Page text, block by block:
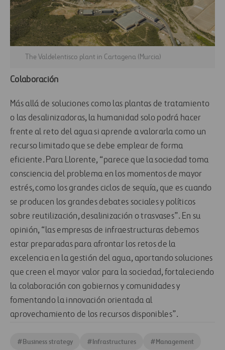
The Valdelentisco plant in Cartagena (Murcia)
Colaboración
Más allá de soluciones como las plantas de tratamiento
o las desalinizadoras, la humanidad solo podrá hacer
frente al reto del agua si aprende a valorarla como un
recurso limitado que se debe emplear de forma
eficiente. Para Llorente, “parece que la sociedad toma
consciencia del problema en los momentos de mayor
estrés, como los grandes ciclos de sequía, que es cuando
se producen los grandes debates sociales y políticos
sobre reutilización, desalinización o trasvases”. En su
opinión, “las empresas de infraestructuras debemos
estar preparadas para afrontar los retos de la
excelencia en la gestión del agua, aportando soluciones
que creen el mayor valor para la sociedad, fortaleciendo
la colaboración con gobiernos y comunidades y
fomentando la innovación orientada al
aprovechamiento de los recursos disponibles”.
#Business strategy #Infrastructures #Management